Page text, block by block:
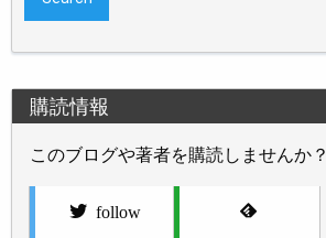
購読情報
このブログや著者を購読しませんか？
follow